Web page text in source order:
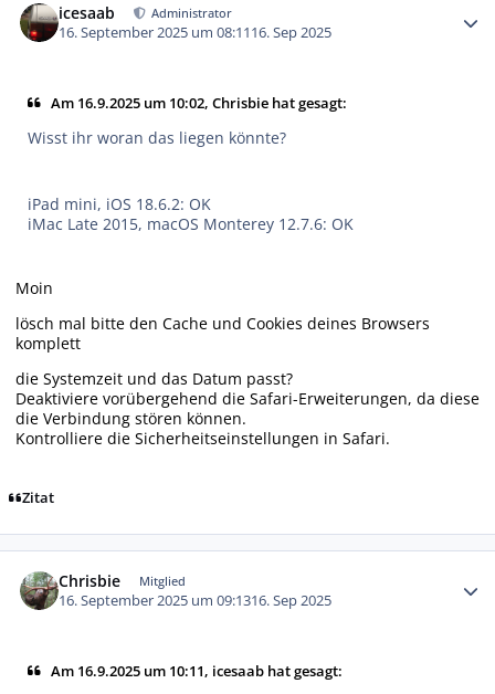
icesaab Administrator
16. September 2025 um 08:1116. Sep 2025
Am 16.9.2025 um 10:02, Chrisbie hat gesagt:
Wisst ihr woran das liegen könnte?
iPad mini, iOS 18.6.2: OK
iMac Late 2015, macOS Monterey 12.7.6: OK
Moin
lösch mal bitte den Cache und Cookies deines Browsers
komplett
die Systemzeit und das Datum passt?
Deaktiviere vorübergehend die Safari-Erweiterungen, da diese
die Verbindung stören können.
Kontrolliere die Sicherheitseinstellungen in Safari.
Zitat
Chrisbie Mitglied
16. September 2025 um 09:1316. Sep 2025
Am 16.9.2025 um 10:11, icesaab hat gesagt: